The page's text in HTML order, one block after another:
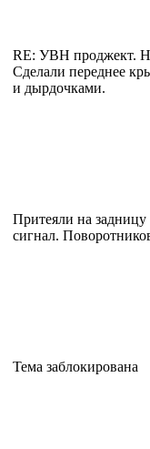
RE: УВН проджект.
Сделали переднее
и дырдочками.
Притеяли на
сигнал.
Тема заблокирована